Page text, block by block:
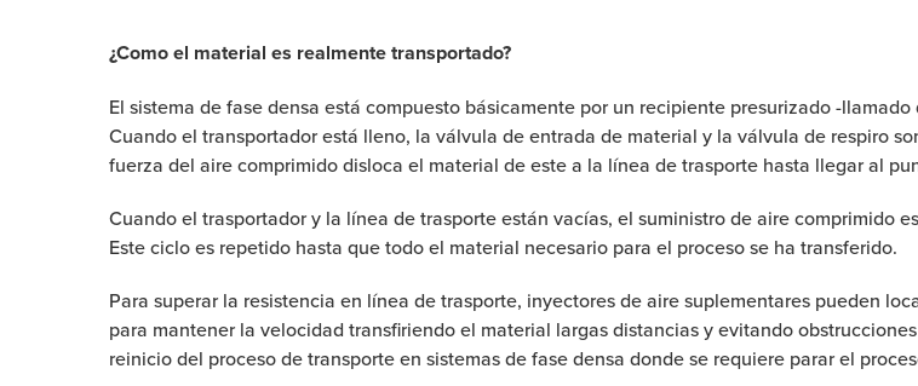
¿Como el material es realmente transportado?
El sistema de fase densa está compuesto básicamente por un recipiente presurizado -
Cuando el transportador está lleno, la válvula de entrada de material y la válvula de respiro
fuerza del aire comprimido disloca el material de este a la línea de trasporte hasta llegar al
Cuando el trasportador y la línea de trasporte están vacías, el suministro de aire comprimido
Este ciclo es repetido hasta que todo el material necesario para el proceso se ha transferido.
Para superar la resistencia en línea de trasporte, inyectores de aire suplementares pueden
para mantener la velocidad transfiriendo el material largas distancias y evitando
reinicio del proceso de transporte en sistemas de fase densa donde se requiere parar el